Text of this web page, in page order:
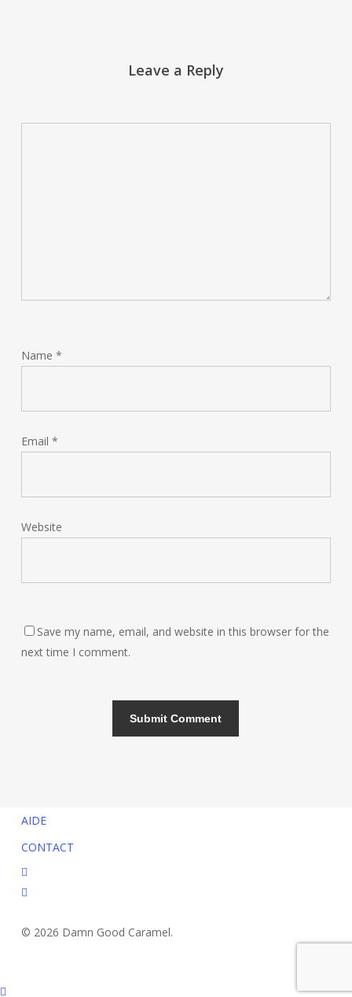
Leave a Reply
Name *
Email *
Website
Save my name, email, and website in this browser for the
next time I comment.
AIDE
CONTACT
facebook
instagram
© 2026 Damn Good Caramel.